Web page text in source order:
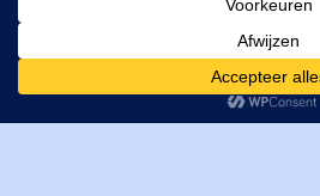
4462GE, Goes
T: +31 (0) 111-484438
M:parts@mitechniek.nl
VAT: NL862802295B01
Cookies helpen ons bij het leveren van
gebruik te maken van onze diensten,
gebruik van cookies.